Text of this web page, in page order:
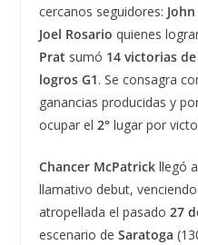
cercanos seguidores: John
Joel Rosario quienes
Prat sumó 14 victorias
logros G1. Se consagra
ganancias producidas y
ocupar el 2°lugar por
Chancer McPatrick llegó
llamativo debut,
atropellada el pasado 27
escenario de Saratoga